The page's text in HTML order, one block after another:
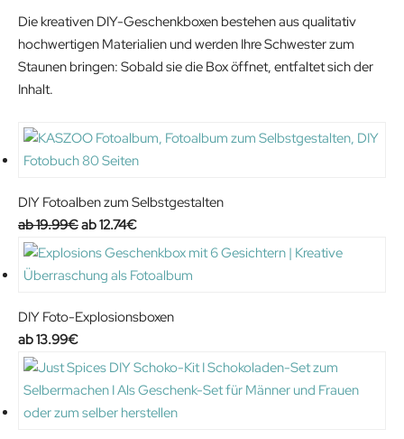
€
Die kreativen DIY-Geschenkboxen bestehen aus qualitativ
hochwertigen Materialien und werden Ihre Schwester zum
Staunen bringen: Sobald sie die Box öffnet, entfaltet sich der
Inhalt.
DIY Fotoalben zum Selbstgestalten
19.99€O
r
i
i
a
12.74€C
u
r
e
t
p
DIY Foto-Explosionsboxen
13.99€